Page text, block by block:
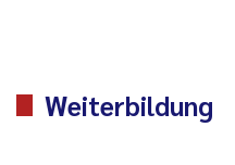
Weiterbildung